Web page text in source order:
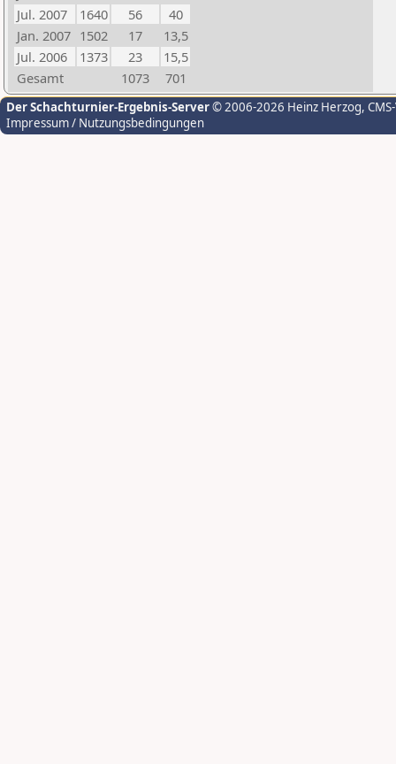
Jul. 2007
1640 56
40
Jan. 2007 1502 17
13,5
Jul. 2006
1373 23
15,5
Gesamt
1073 701
Der Schachturnier-Ergebnis-Server© 2006-2026 Heinz Herzog,
Impressum / Nutzungsbedingungen